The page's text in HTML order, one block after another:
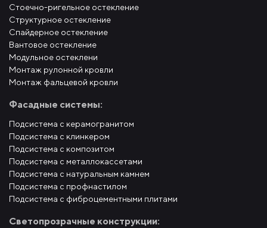
Стоечно-ригельное остекление
Структурное остекление
Спайдерное остекление
Вантовое остекление
Модульное остеклени
Монтаж рулонной кровли
Монтаж фальцевой кровли
Фасадные системы:
Подсистема с керамогранитом
Подсистема с клинкером
Подсистема с композитом
Подсистема с металлокассетами
Подсистема с натуральным камнем
Подсистема с профнастилом
Подсистема с фиброцементными плитами
Светопрозрачные конструкции: